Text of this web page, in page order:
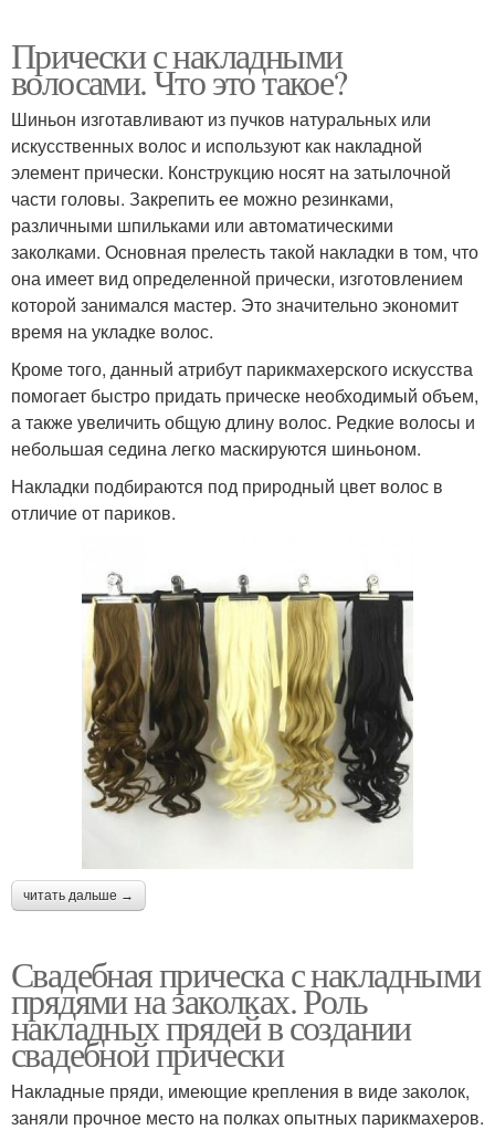
Прически с накладными
волосами. Что это такое?
Шиньон изготавливают из пучков натуральных или
искусственных волос и используют как накладной
элемент прически. Конструкцию носят на затылочной
части головы. Закрепить ее можно резинками,
различными шпильками или автоматическими
заколками. Основная прелесть такой накладки в том, что
она имеет вид определенной прически, изготовлением
которой занимался мастер. Это значительно экономит
время на укладке волос.
Кроме того, данный атрибут парикмахерского искусства
помогает быстро придать прическе необходимый объем,
а также увеличить общую длину волос. Редкие волосы и
небольшая седина легко маскируются шиньоном.
Накладки подбираются под природный цвет волос в
отличие от париков.
читать дальше →
Свадебная прическа с накладными
прядями на заколках. Роль
накладных прядей в создании
свадебной прически
Накладные пряди, имеющие крепления в виде заколок,
заняли прочное место на полках опытных парикмахеров.